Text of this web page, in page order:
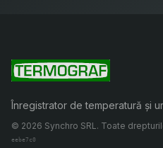
Înregistrator de temperatură și
© 2026 Synchro SRL. Toate
eebe7c0